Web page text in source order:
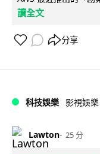
讀全文
分享
科技娛樂 影視娛樂
Lawton 25 分